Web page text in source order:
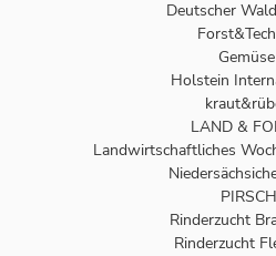
Deutscher
Gemüse
Holstein
LAND &
Landwirtschaftliches
PIRSCH
Rinderzucht
Rinderzucht